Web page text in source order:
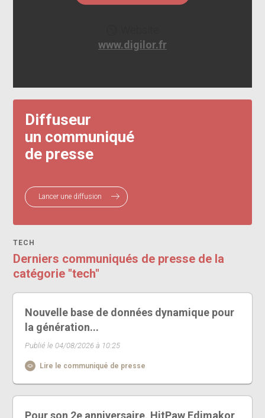
www.digilor.fr
Diffuseur
un communiqué
de presse
Lancer une diffusion
TECH
Derniers communiqués de presse de la
catégorie "tech"
Nouvelle base de données dynamique pour
la génération...
Publié le 04/08/2026 à 10:25
Lire le communiqué de presse
Pour son 2e anniversaire, HitPaw Edimakor